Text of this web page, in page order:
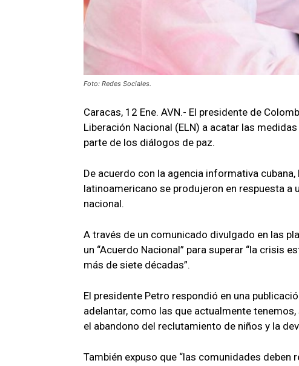
Foto: Redes Sociales.
Caracas, 12 Ene. AVN.- El presidente de
Liberación Nacional (ELN) a acatar las
parte de los diálogos de paz.
De acuerdo con la agencia informativa
latinoamericano se produjeron en respuesta
nacional.
A través de un comunicado divulgado en las
un “Acuerdo Nacional” para superar “la crisis
más de siete décadas”.
El presidente Petro respondió en una
adelantar, como las que actualmente
el abandono del reclutamiento de niños y la
También expuso que “las comunidades